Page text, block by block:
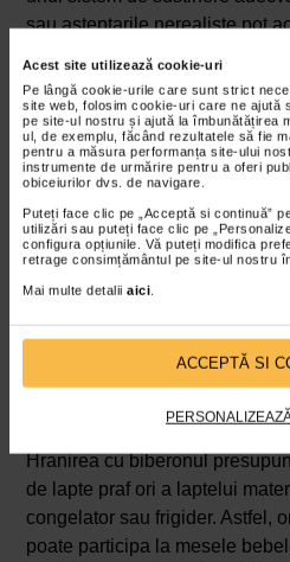
Acest site utilizează cookie-uri
Pe lângă cookie-urile care sunt strict
site web, folosim cookie-uri care ne ajută
pe site-ul nostru și ajută la îmbunătățirea
ul, de exemplu, făcând rezultatele să fie
pentru a măsura performanța site-ului
instrumente de urmărire pentru a oferi
obiceiurilor dvs. de navigare.
Puteți face clic pe „Acceptă si continuă”
utilizări sau puteți face clic pe
configura opțiunile. Vă puteți modifica
retrage consimțământul pe site-ul nostru
Mai multe detalii aici
ACCEPTĂ SI
sau asteptarile nerealiste pot
perioada sensibila.
Cum functioneaza
Hranirea cu biberonul
de lapte praf ori a laptelui
congelator sau frigider. Astfel,
poate participa la mesele